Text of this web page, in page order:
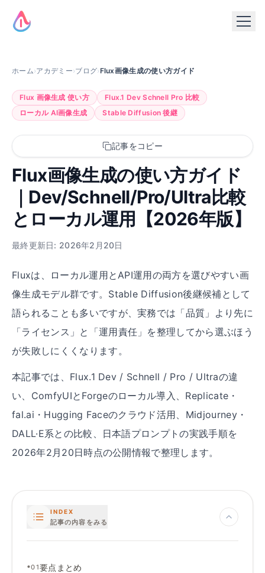
ホーム›アカデミー›ブログ›Flux画像生成の使い方ガイド
Flux 画像生成 使い方
Flux.1 Dev Schnell Pro 比較
ローカル AI画像生成
Stable Diffusion 後継
記事をコピー
Flux画像生成の使い方ガイド
｜Dev/Schnell/Pro/Ultra比較
とローカル運用【2026年版】
最終更新日: 2026年2月20日
Fluxは、ローカル運用とAPI運用の両方を選びやすい画
像生成モデル群です。Stable Diffusion後継候補として
語られることも多いですが、実務では「品質」より先に
「ライセンス」と「運用責任」を整理してから選ぶほう
が失敗しにくくなります。
本記事では、Flux.1 Dev / Schnell / Pro / Ultraの違
い、ComfyUIとForgeのローカル導入、Replicate・
fal.ai・Hugging Faceのクラウド活用、Midjourney・
DALL·E系との比較、日本語プロンプトの実践手順を
2026年2月20日時点の公開情報で整理します。
INDEX
記事の内容をみる
•01要点まとめ